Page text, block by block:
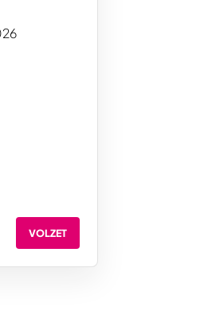
VOLZET